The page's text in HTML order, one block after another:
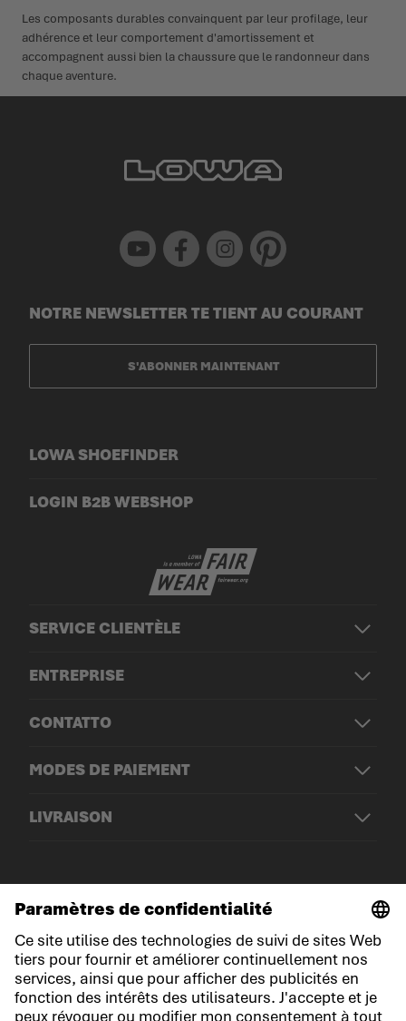
Les composants durables convainquent par leur profilage, leur
adhérence et leur comportement d'amortissement et
accompagnent aussi bien la chaussure que le randonneur dans
chaque aventure.
Youtube Facebook Instagram Pinterest
SERVICE CLIENTÈLE
ENTREPRISE
CONTATTO
MODES DE PAIEMENT
LIVRAISON
LOWA SHOEFINDER
LOGIN B2B WEBSHOP
NOTRE NEWSLETTER TE TIENT AU COURANT
S'ABONNER MAINTENANT
© LOWA Sportschuhe GmbH
Mentions légales
Politique de confidentialité